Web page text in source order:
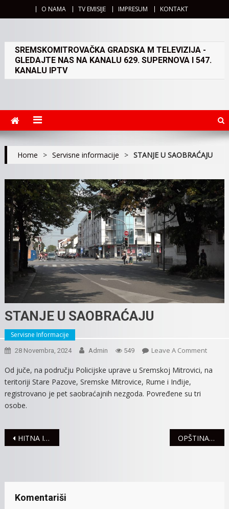
O NAMA TV EMISIJE IMPRESUM KONTAKT
SREMSKOMITROVAČKA GRADSKA M TELEVIZIJA -
GLEDAJTE NAS NA KANALU 629. SUPERNOVA I 547.
KANALU IPTV
Home > Servisne informacije > STANJE U SAOBRAĆAJU
STANJE U SAOBRAĆAJU
Servisne Informacije
28 Novembra, 2024 Admin 549 Leave A CommentOn
U
Od juče, na području Policijske uprave u Sremskoj Mitrovici, na
teritoriji Stare Pazove, Sremske Mitrovice, Rume i Inđije,
registrovano je pet saobraćajnih nezgoda. Povređene su tri
osobe.
Navigacija
HITNA INTERVENCIJA – MARTINCI I KUZMIN DANAS BEZ VODE OPŠTINA PEĆINCI POMAŽE RAD MITROVAČKE BOLNICE
Komentariši